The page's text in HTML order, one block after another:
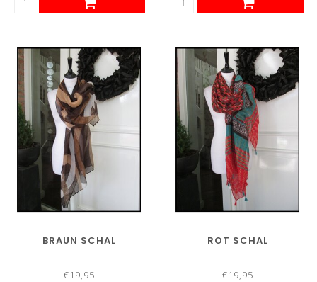
BRAUN SCHAL
€19,95
ROT SCHAL
€19,95